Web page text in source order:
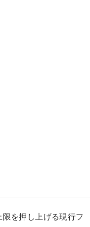
を押し上げる現行フ